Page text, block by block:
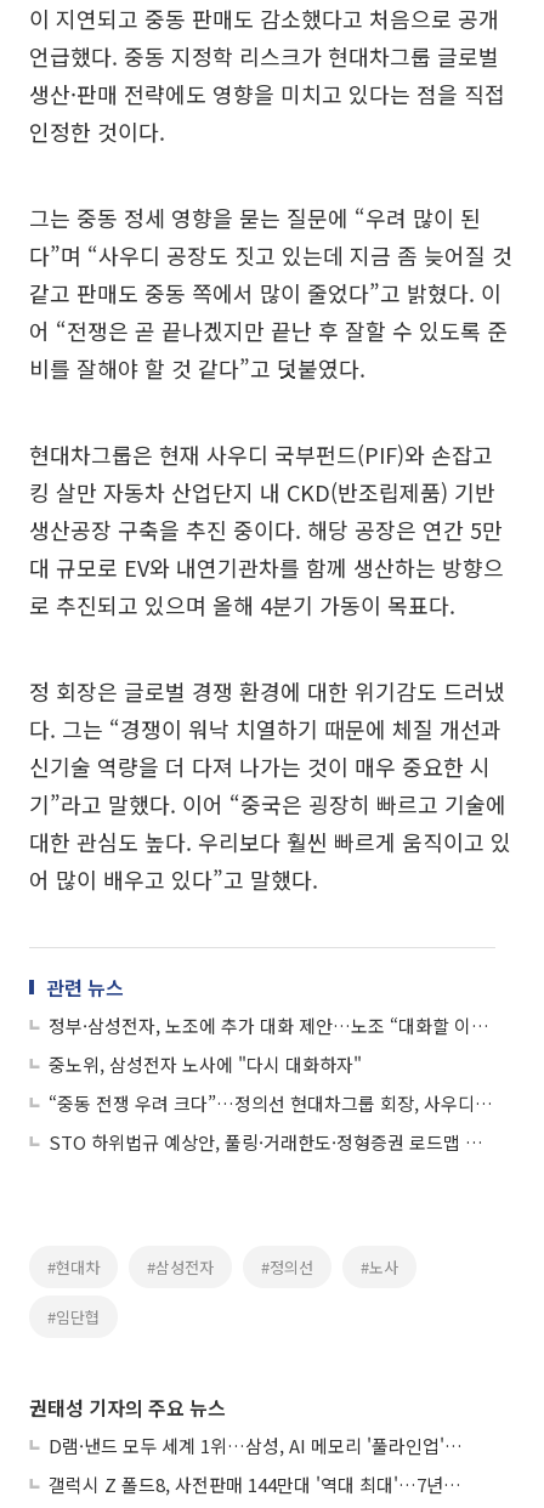
이 지연되고 중동 판매도 감소했다고 처음으로 공개
언급했다. 중동 지정학 리스크가 현대차그룹 글로벌
생산·판매 전략에도 영향을 미치고 있다는 점을 직접
인정한 것이다.
그는 중동 정세 영향을 묻는 질문에 “우려 많이 된
다”며 “사우디 공장도 짓고 있는데 지금 좀 늦어질 것
같고 판매도 중동 쪽에서 많이 줄었다”고 밝혔다. 이
어 “전쟁은 곧 끝나겠지만 끝난 후 잘할 수 있도록 준
비를 잘해야 할 것 같다”고 덧붙였다.
현대차그룹은 현재 사우디 국부펀드(PIF)와 손잡고
킹 살만 자동차 산업단지 내 CKD(반조립제품) 기반
생산공장 구축을 추진 중이다. 해당 공장은 연간 5만
대 규모로 EV와 내연기관차를 함께 생산하는 방향으
로 추진되고 있으며 올해 4분기 가동이 목표다.
정 회장은 글로벌 경쟁 환경에 대한 위기감도 드러냈
다. 그는 “경쟁이 워낙 치열하기 때문에 체질 개선과
신기술 역량을 더 다져 나가는 것이 매우 중요한 시
기”라고 말했다. 이어 “중국은 굉장히 빠르고 기술에
대한 관심도 높다. 우리보다 훨씬 빠르게 움직이고 있
어 많이 배우고 있다”고 말했다.
관련 뉴스
정부·삼성전자, 노조에 추가 대화 제안…노조 “대화할 이유 없어”
중노위, 삼성전자 노사에 "다시 대화하자"
“중동 전쟁 우려 크다”…정의선 현대차그룹 회장, 사우디 공장 지연 첫 언급
STO 하위법규 예상안, 풀링·거래한도·정형증권 로드맵 제시
#현대차 #삼성전자 #정의선 #노사
#임단협
권태성 기자의 주요 뉴스
D램·낸드 모두 세계 1위…삼성, AI 메모리 '풀라인업'으로 승부
갤럭시 Z 폴드8, 사전판매 144만대 '역대 최대'…7년만에 갤노트10 기록 넘어